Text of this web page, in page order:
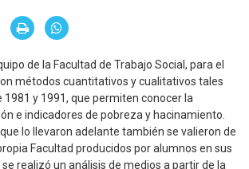
de la Facultad de Trabajo Social, para el
métodos cuantitativos y cualitativos tales
1981 y 1991, que permiten conocer la
e indicadores de pobreza y hacinamiento.
lo llevaron adelante también se valieron de
Facultad producidos por alumnos en sus
realizó un análisis de medios a partir de la